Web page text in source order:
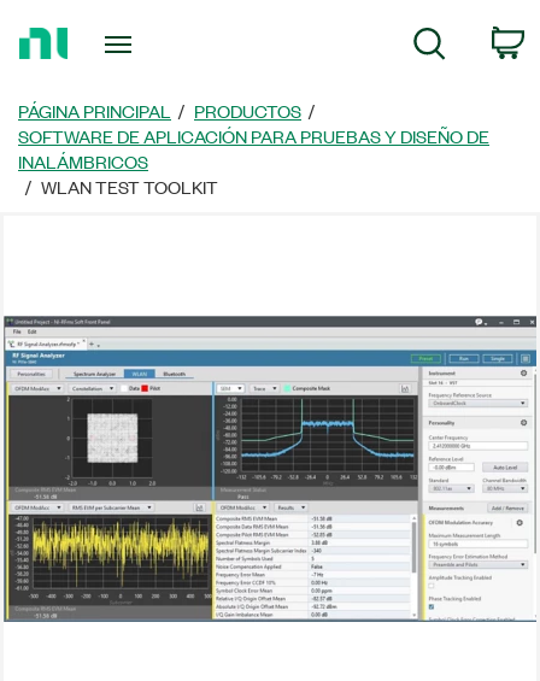
página
principal
Búsqueda
PÁGINA PRINCIPAL
PRODUCTOS
SOFTWARE DE APLICACIÓN PARA PRUEBAS Y DISEÑO DE
INALÁMBRICOS
WLAN TEST TOOLKIT